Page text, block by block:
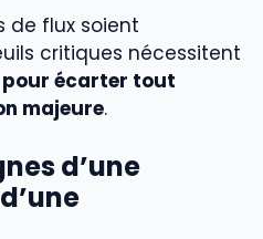
de flux soient
critiques nécessitent
écarter tout
majeure.
d’une